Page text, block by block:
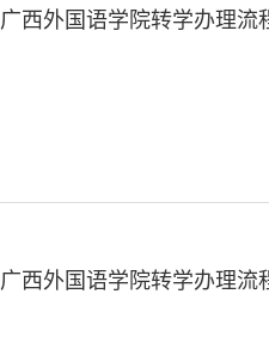
广西外国语学院转学办理流
广西外国语学院转学办理流